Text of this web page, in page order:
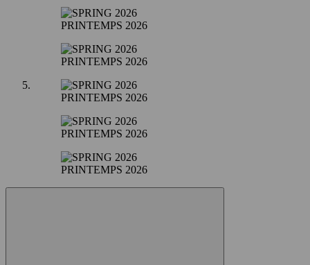
PRINTEMPS 2026
PRINTEMPS 2026
PRINTEMPS 2026
PRINTEMPS 2026
PRINTEMPS 2026